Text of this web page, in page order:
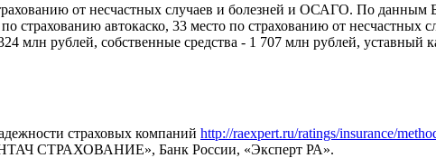
от несчастных случаев и болезней и ОСАГО. По
автокаско, 33 место по страхованию от несчастных
рублей, собственные средства - 1 707 млн рублей, уставный
страховых компаний http://raexpert.ru/ratings/insurance/
СТРАХОВАНИЕ», Банк России, «Эксперт РА».